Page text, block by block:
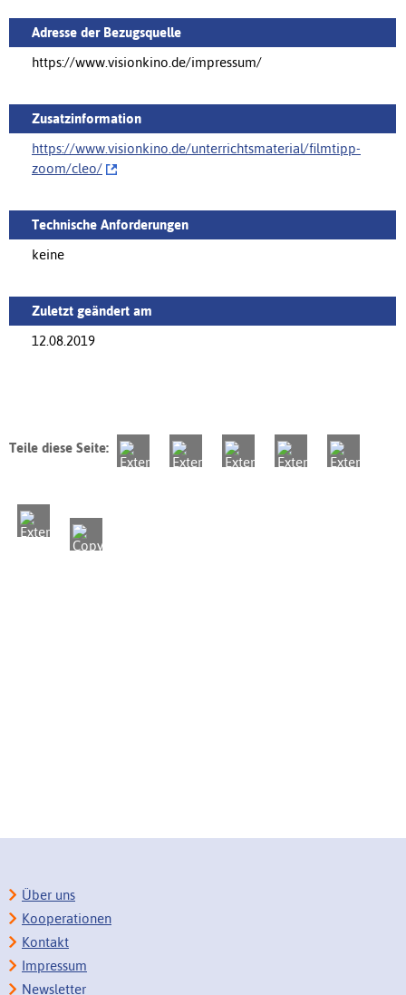
Adresse der Bezugsquelle
https://www.visionkino.de/impressum/
Zusatzinformation
https://www.visionkino.de/unterrichtsmaterial/filmtipp-
zoom/cleo/‌
Technische Anforderungen
keine
Zuletzt geändert am
12.08.2019
Teile diese Seite:
Über uns
Kooperationen
Kontakt
Impressum
Newsletter